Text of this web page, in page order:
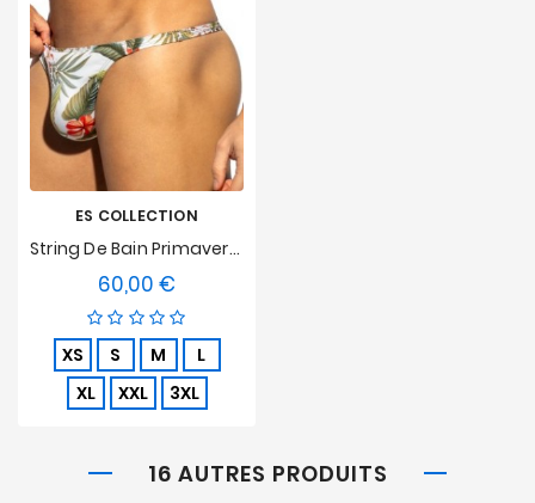
ES COLLECTION
String De Bain Primavera Edition Limitée
60,00 €
XS S M
L
XL
XXL 3XL
16 AUTRES PRODUITS